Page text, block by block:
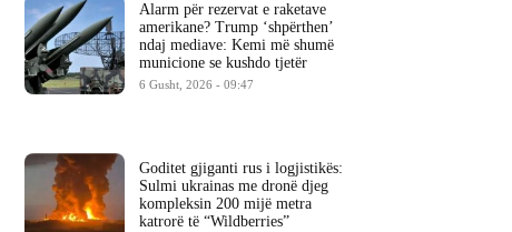
Alarm për rezervat e raketave
amerikane? Trump ‘shpërthen’
ndaj mediave: Kemi më shumë
municione se kushdo tjetër
6 Gusht, 2026 - 09:47
Goditet gjiganti rus i logjistikës:
Sulmi ukrainas me dronë djeg
kompleksin 200 mijë metra
katrorë të “Wildberries”